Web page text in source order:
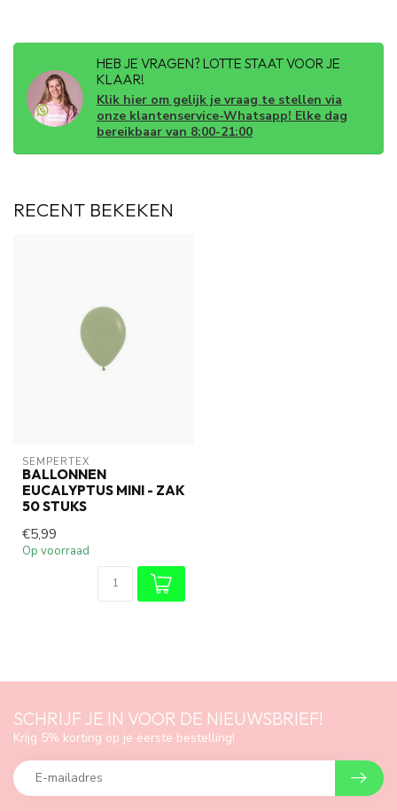
HEB JE VRAGEN? LOTTE STAAT VOOR JE
KLAAR!
Klik hier om gelijk je vraag te stellen via
onze klantenservice-Whatsapp! Elke dag
bereikbaar van 8:00-21:00
RECENT BEKEKEN
SEMPERTEX
BALLONNEN
EUCALYPTUS MINI - ZAK
50 STUKS
€5,99
Op voorraad
SCHRIJF JE IN VOOR DE NIEUWSBRIEF!
Krijg 5% korting op je eerste bestelling!